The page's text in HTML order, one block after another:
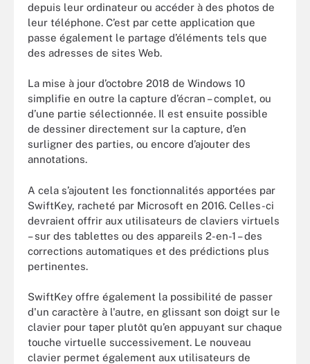
depuis leur ordinateur ou accéder à des photos de
leur téléphone. C’est par cette application que
passe également le partage d’éléments tels que
des adresses de sites Web.
La mise à jour d’octobre 2018 de Windows 10
simplifie en outre la capture d’écran – complet, ou
d’une partie sélectionnée. Il est ensuite possible
de dessiner directement sur la capture, d’en
surligner des parties, ou encore d’ajouter des
annotations.
A cela s’ajoutent les fonctionnalités apportées par
SwiftKey, racheté par Microsoft en 2016. Celles-ci
devraient offrir aux utilisateurs de claviers virtuels
– sur des tablettes ou des appareils 2-en-1 – des
corrections automatiques et des prédictions plus
pertinentes.
SwiftKey offre également la possibilité de passer
d'un caractère à l'autre, en glissant son doigt sur le
clavier pour taper plutôt qu’en appuyant sur chaque
touche virtuelle successivement. Le nouveau
clavier permet également aux utilisateurs de